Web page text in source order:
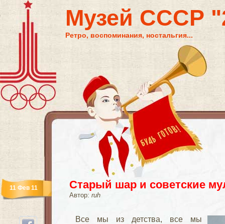
Музей СССР
Ретро, воспоминания, ностальгия...
Старый шар и советские
Автор: ruh
11 Фев 11
Все мы из детства, все мы